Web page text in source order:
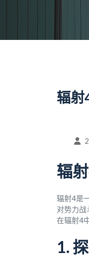
辐射
辐
辐射4是
对势力战
在辐射4
1.